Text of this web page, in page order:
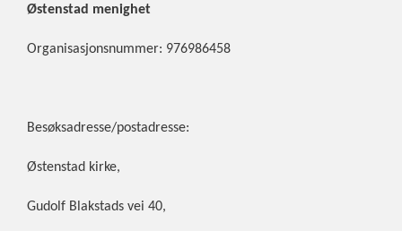
Østenstad menighet
Organisasjonsnummer: 976986458
Besøksadresse/postadresse:
Østenstad kirke,
Gudolf Blakstads vei 40,